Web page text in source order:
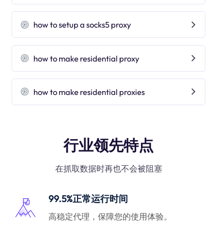
how to setup a socks5 proxy
how to make residential proxy
how to make residential proxies
行业领先特点
在抓取数据时再也不会被阻塞
99.5%正常运行时间
高稳定代理，保障您的使用体验。